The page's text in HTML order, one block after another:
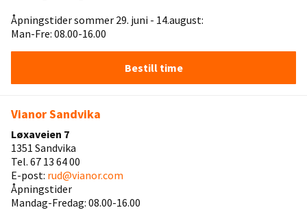
Åpningstider sommer 29. juni - 14.august:
Man-Fre: 08.00-16.00
Bestill time
Vianor Sandvika
Løxaveien 7
1351 Sandvika
Tel. 67 13 64 00
E-post: rud@vianor.com
Åpningstider
Mandag-Fredag: 08.00-16.00